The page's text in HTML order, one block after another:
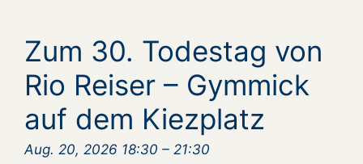
Zum 30. Todestag von
Rio Reiser – Gymmick
auf dem Kiezplatz
Aug. 20, 2026 18:30 – 21:30